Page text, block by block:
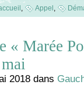
, Appel ,
« Marée
2018 dans